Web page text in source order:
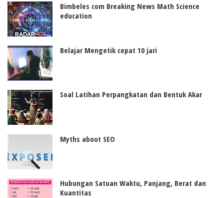
Bimbeles com Breaking News Math Science
education
Belajar Mengetik cepat 10 jari
Soal Latihan Perpangkatan dan Bentuk Akar
Myths about SEO
Hubungan Satuan Waktu, Panjang, Berat dan
Kuantitas